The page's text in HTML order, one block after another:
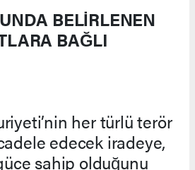
BELİRLENEN
BAĞLI
her türlü terör
edecek iradeye,
sahip olduğunu